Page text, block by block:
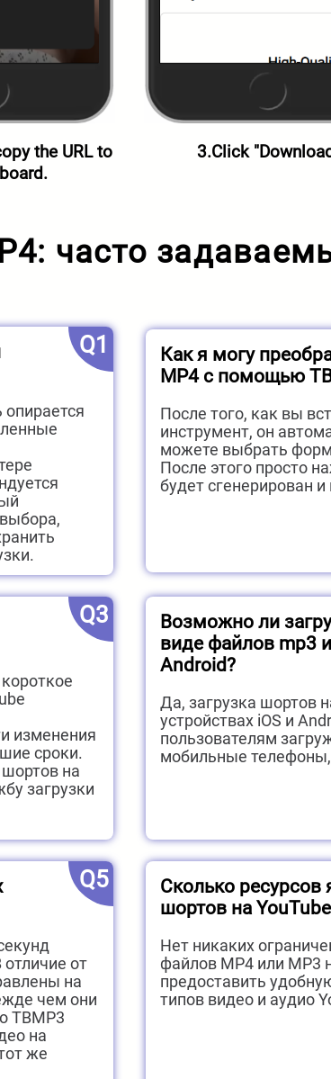
the URL to
3.Click
часто
Q1
Как я могу
MP4 с помощью
После того, как вы
инструмент, он
можете выбрать
После этого просто
будет сгенерирован
Q3
изменения
сроки.
на
загрузки
Возможно ли
виде файлов mp3
Android?
Да, загрузка шортов
устройствах iOS и
пользователям
мобильные
Q5
от
на
чем они
TBMP3
на
же
Сколько
шортов на
Нет никаких
файлов MP4 или MP3
предоставить
типов видео и аудио